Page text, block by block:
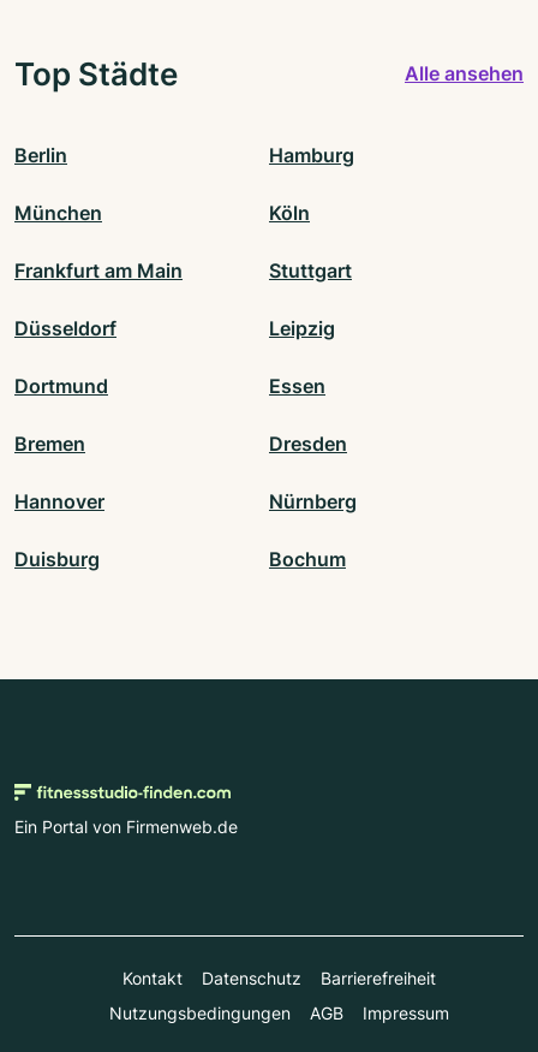
Top Städte Alle ansehen
Berlin Hamburg
München Köln
Frankfurt am Main Stuttgart
Düsseldorf Leipzig
Dortmund Essen
Bremen Dresden
Hannover Nürnberg
Duisburg Bochum
Ein Portal von Firmenweb.de
Kontakt Datenschutz
Barrierefreiheit
Nutzungsbedingungen
AGB Impressum